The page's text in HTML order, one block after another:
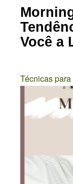
Você a
Técnicas